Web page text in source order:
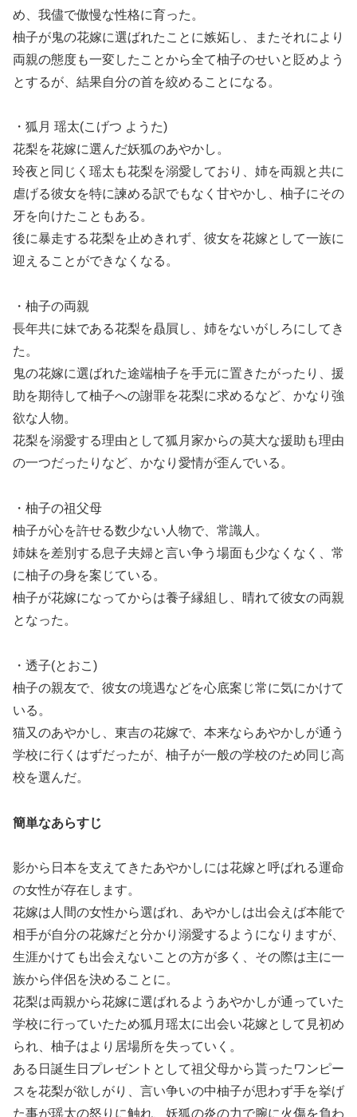
め、我儘で傲慢な性格に育った。
柚子が鬼の花嫁に選ばれたことに嫉妬し、またそれにより
両親の態度も一変したことから全て柚子のせいと貶めよう
とするが、結果自分の首を絞めることになる。
・狐月 瑶太(こげつ ようた)
花梨を花嫁に選んだ妖狐のあやかし。
玲夜と同じく瑶太も花梨を溺愛しており、姉を両親と共に
虐げる彼女を特に諫める訳でもなく甘やかし、柚子にその
牙を向けたこともある。
後に暴走する花梨を止めきれず、彼女を花嫁として一族に
迎えることができなくなる。
・柚子の両親
長年共に妹である花梨を贔屓し、姉をないがしろにしてき
た。
鬼の花嫁に選ばれた途端柚子を手元に置きたがったり、援
助を期待して柚子への謝罪を花梨に求めるなど、かなり強
欲な人物。
花梨を溺愛する理由として狐月家からの莫大な援助も理由
の一つだったりなど、かなり愛情が歪んでいる。
・柚子の祖父母
柚子が心を許せる数少ない人物で、常識人。
姉妹を差別する息子夫婦と言い争う場面も少なくなく、常
に柚子の身を案じている。
柚子が花嫁になってからは養子縁組し、晴れて彼女の両親
となった。
・透子(とおこ)
柚子の親友で、彼女の境遇などを心底案じ常に気にかけて
いる。
猫又のあやかし、東吉の花嫁で、本来ならあやかしが通う
学校に行くはずだったが、柚子が一般の学校のため同じ高
校を選んだ。
簡単なあらすじ
影から日本を支えてきたあやかしには花嫁と呼ばれる運命
の女性が存在します。
花嫁は人間の女性から選ばれ、あやかしは出会えば本能で
相手が自分の花嫁だと分かり溺愛するようになりますが、
生涯かけても出会えないことの方が多く、その際は主に一
族から伴侶を決めることに。
花梨は両親から花嫁に選ばれるようあやかしが通っていた
学校に行っていたため狐月瑶太に出会い花嫁として見初め
られ、柚子はより居場所を失っていく。
ある日誕生日プレゼントとして祖父母から貰ったワンピー
スを花梨が欲しがり、言い争いの中柚子が思わず手を挙げ
た事が瑶太の怒りに触れ、妖狐の炎の力で腕に火傷を負わ